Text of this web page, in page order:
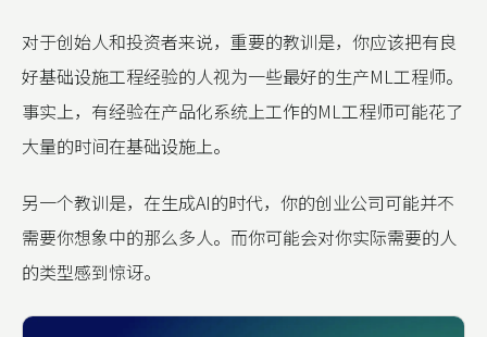
对于创始人和投资者来说，重要的教训是，你应该把有良
好基础设施工程经验的人视为一些最好的生产ML工程师。
事实上，有经验在产品化系统上工作的ML工程师可能花了
大量的时间在基础设施上。
另一个教训是，在生成AI的时代，你的创业公司可能并不
需要你想象中的那么多人。而你可能会对你实际需要的人
的类型感到惊讶。